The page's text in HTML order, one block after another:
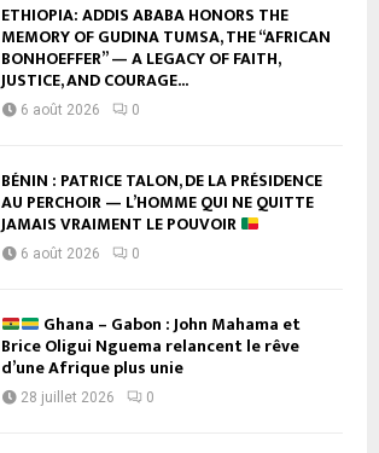
ETHIOPIA: ADDIS ABABA HONORS THE
MEMORY OF GUDINA TUMSA, THE “AFRICAN
BONHOEFFER” — A LEGACY OF FAITH,
JUSTICE, AND COURAGE...
6 août 2026 0
BÉNIN : PATRICE TALON, DE LA PRÉSIDENCE
AU PERCHOIR — L’HOMME QUI NE QUITTE
JAMAIS VRAIMENT LE POUVOIR
6 août 2026 0
Ghana – Gabon : John Mahama et
Brice Oligui Nguema relancent le rêve
d’une Afrique plus unie
28 juillet 2026 0